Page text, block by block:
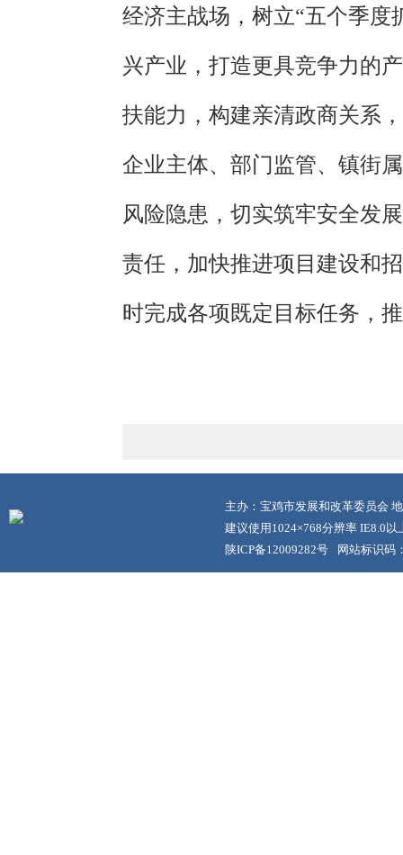
经济主战场，树立“五个季度
兴产业，打造更具竞争力的
扶能力，构建亲清政商关系
企业主体、部门监管、镇街
风险隐患，切实筑牢安全发
责任，加快推进项目建设和
时完成各项既定目标任务，
主办：宝鸡市发展和改革委员会
建议使用1024×768分辨率 IE8.0以
陕ICP备12009282号
网站标识码